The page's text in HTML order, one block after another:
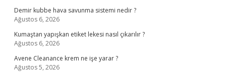
Demir kubbe hava savunma sistemi nedir ?
Ağustos 6, 2026
Kumaştan yapışkan etiket lekesi nasıl çıkarılır ?
Ağustos 6, 2026
Avene Cleanance krem ne işe yarar ?
Ağustos 5, 2026